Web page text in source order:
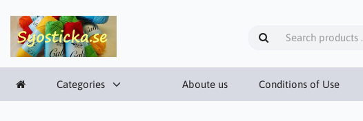
Categories Aboute us Conditions of Use